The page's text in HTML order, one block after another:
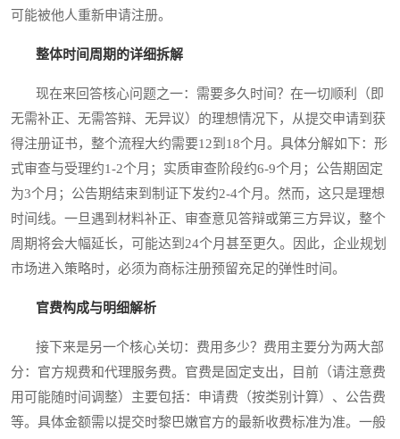
可能被他人重新申请注册。
整体时间周期的详细拆解
现在来回答核心问题之一：需要多久时间？在一切顺利（即
无需补正、无需答辩、无异议）的理想情况下，从提交申请到获
得注册证书，整个流程大约需要12到18个月。具体分解如下：形
式审查与受理约1-2个月；实质审查阶段约6-9个月；公告期固定
为3个月；公告期结束到制证下发约2-4个月。然而，这只是理想
时间线。一旦遇到材料补正、审查意见答辩或第三方异议，整个
周期将会大幅延长，可能达到24个月甚至更久。因此，企业规划
市场进入策略时，必须为商标注册预留充足的弹性时间。
官费构成与明细解析
接下来是另一个核心关切：费用多少？费用主要分为两大部
分：官方规费和代理服务费。官费是固定支出，目前（请注意费
用可能随时间调整）主要包括：申请费（按类别计算）、公告费
等。具体金额需以提交时黎巴嫩官方的最新收费标准为准。一般